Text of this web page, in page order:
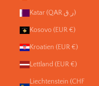
Katar (QAR ر.ق)
Kosovo (EUR €)
Kroatien (EUR €)
Lettland (EUR €)
Liechtenstein (CHF